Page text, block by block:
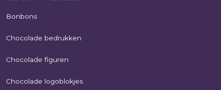
Bonbons
Chocolade bedrukken
Chocolade figuren
Chocolade logoblokjes